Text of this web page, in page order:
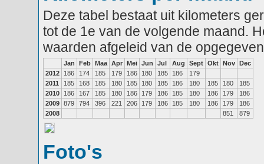
Deze tabel bestaat uit kilometers
tot de 1e van de volgende maand.
waarden afgeleid van de
Jan Feb Maa Apr Mei Jun Jul Aug Sept Okt Nov Dec
2012
186 174 185 179 186 180 185 186
179
2011
185 168 185 180 185 180 185 186 180 185 180
185
2010
186 167 185 180 186 179 186 185 180 186 179
186
2009 879 794 396 221 206 179 186 185 180 186 179
186
2008
851 879
Foto's